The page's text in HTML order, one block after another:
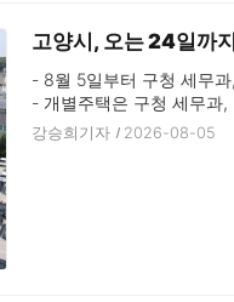
고양시, 오는 24일까
- 8월 5일부터 구청 세무
- 개별주택은 구청 세무과
강승희기자 2026-08-05